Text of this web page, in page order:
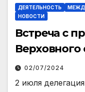
ДЕЯТЕЛЬНОСТЬ
НОВОСТИ
Встреча с
Верховного
02/07/2024
2 июля